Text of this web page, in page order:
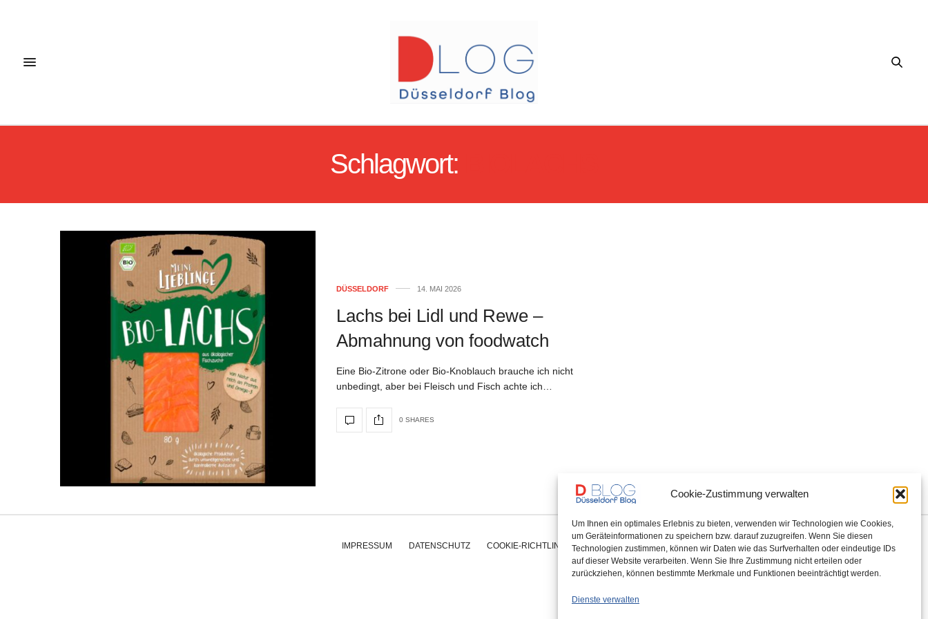
Cookie-Zustimmung verwalten
Um Ihnen ein optimales Erlebnis zu bieten, verwenden wir Technologien wie Cookies,
um Geräteinformationen zu speichern bzw. darauf zuzugreifen. Wenn Sie diesen
Technologien zustimmen, können wir Daten wie das Surfverhalten oder eindeutige IDs
auf dieser Website verarbeiten. Wenn Sie Ihre Zustimmung nicht erteilen oder
zurückziehen, können bestimmte Merkmale und Funktionen beeinträchtigt werden.
Dienste verwalten
Schlagwort:
DÜSSELDORF 14. MAI 2026
Lachs bei Lidl und Rewe –
Abmahnung von foodwatch
Eine Bio-Zitrone oder Bio-Knoblauch brauche ich nicht
unbedingt, aber bei Fleisch und Fisch achte ich…
0 SHARES
IMPRESSUM DATENSCHUTZ COOKIE-RICHTLINIE (EU)